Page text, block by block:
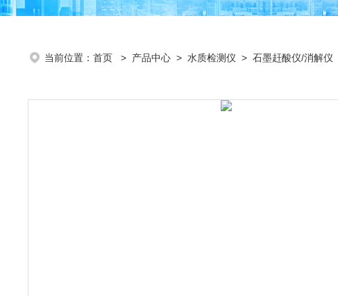
当前位置： 首页 > 产品中心 > 水质检测仪 > 石墨赶酸仪/消解仪